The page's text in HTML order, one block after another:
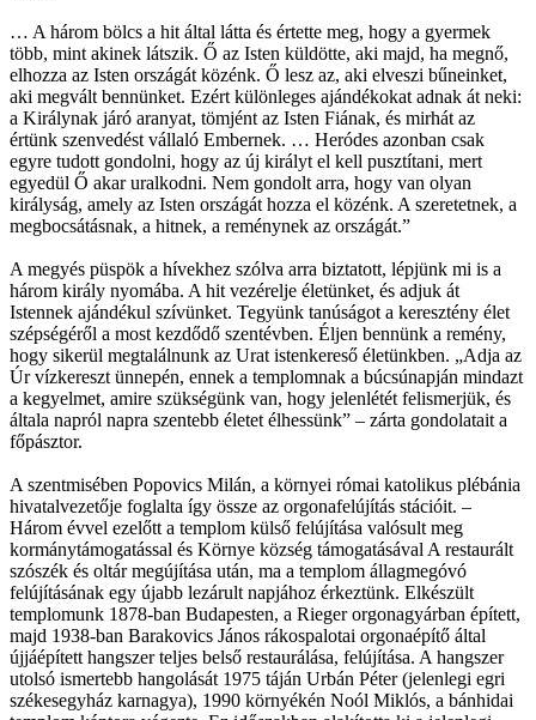
… A három bölcs a hit által látta és értette meg, hogy a gyermek
több, mint akinek látszik. Ő az Isten küldötte, aki majd, ha megnő,
elhozza az Isten országát közénk. Ő lesz az, aki elveszi bűneinket,
aki megvált bennünket. Ezért különleges ajándékokat adnak át neki:
a Királynak járó aranyat, tömjént az Isten Fiának, és mirhát az
értünk szenvedést vállaló Embernek. … Heródes azonban csak
egyre tudott gondolni, hogy az új királyt el kell pusztítani, mert
egyedül Ő akar uralkodni. Nem gondolt arra, hogy van olyan
királyság, amely az Isten országát hozza el közénk. A szeretetnek, a
megbocsátásnak, a hitnek, a reménynek az országát.”
A megyés püspök a hívekhez szólva arra biztatott, lépjünk mi is a
három király nyomába. A hit vezérelje életünket, és adjuk át
Istennek ajándékul szívünket. Tegyünk tanúságot a keresztény élet
szépségéről a most kezdődő szentévben. Éljen bennünk a remény,
hogy sikerül megtalálnunk az Urat istenkereső életünkben. „Adja az
Úr vízkereszt ünnepén, ennek a templomnak a búcsúnapján mindazt
a kegyelmet, amire szükségünk van, hogy jelenlétét felismerjük, és
általa napról napra szentebb életet élhessünk” – zárta gondolatait a
főpásztor.
A szentmisében Popovics Milán, a környei római katolikus plébánia
hivatalvezetője foglalta így össze az orgonafelújítás stációit. –
Három évvel ezelőtt a templom külső felújítása valósult meg
kormánytámogatással és Környe község támogatásával A restaurált
szószék és oltár megújítása után, ma a templom állagmegóvó
felújításának egy újabb lezárult napjához érkeztünk. Elkészült
templomunk 1878-ban Budapesten, a Rieger orgonagyárban épített,
majd 1938-ban Barakovics János rákospalotai orgonaépítő által
újjáépített hangszer teljes belső restaurálása, felújítása. A hangszer
utolsó ismertebb hangolását 1975 táján Urbán Péter (jelenlegi egri
székesegyház karnagya), 1990 környékén Noól Miklós, a bánhidai